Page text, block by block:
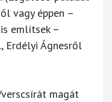
vagy éppen –
említsek –
Erdélyi Ágnesről
magát